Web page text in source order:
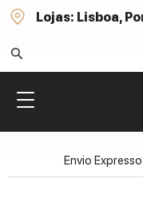
Lojas: Lisboa,
Envio